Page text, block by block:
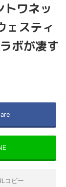
トワネッ
ェスティ
ボが凄す
コピー